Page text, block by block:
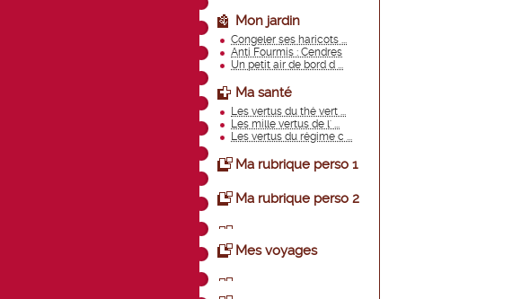
Mon jardin
Congeler ses haricots ...
Anti Fourmis : Cendres
Un petit air de bord d ...
Ma santé
Les vertus du thé vert ...
Les mille vertus de l' ...
Les vertus du régime c ...
Ma rubrique perso 1
Ma rubrique perso 2
Mes voyages